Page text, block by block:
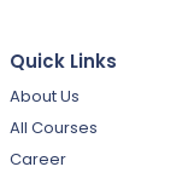
Quick Links
About Us
All Courses
Career